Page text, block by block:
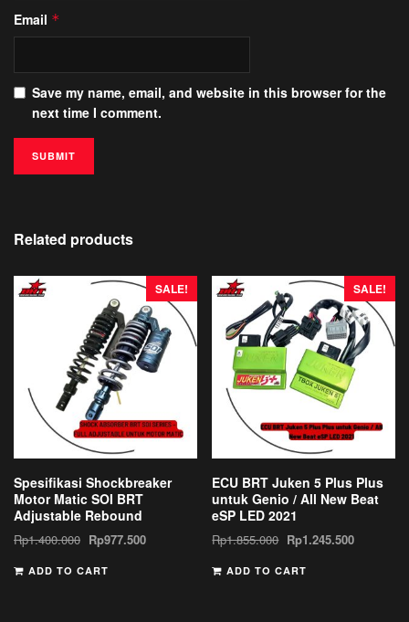
Email *
Save my name, email, and website in this browser for the
next time I comment.
Related products
SALE!
Spesifikasi Shockbreaker
Motor Matic SOI BRT
Adjustable Rebound
Rp1.400.000 Rp977.500
ADD TO CART
SALE!
ECU BRT Juken 5 Plus Plus
untuk Genio / All New Beat
eSP LED 2021
Rp1.855.000 Rp1.245.500
ADD TO CART